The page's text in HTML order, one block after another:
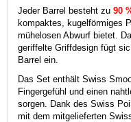
Jeder Barrel besteht zu 90
kompaktes, kugelförmiges
mühelosen Abwurf bietet.
geriffelte Griffdesign fügt
Barrel ein.
Das Set enthält Swiss
Fingergefühl und einen
sorgen. Dank des Swiss
mit dem mitgelieferten